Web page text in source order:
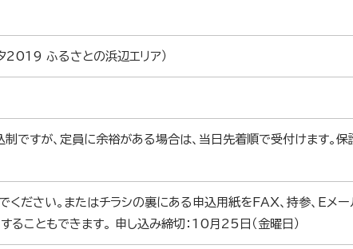
2019 ふるさとの浜辺エリア）
ですが、定員に余裕がある場合は、当日先着順で受付けます。保
ください。またはチラシの裏にある申込用紙をFAX、持参、Eメ
ることもできます。 申し込み締切：10月25日（金曜日）